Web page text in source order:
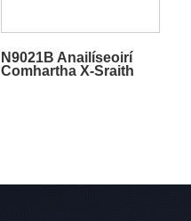
N9021B Anailíseoirí
Comhartha X-Sraith